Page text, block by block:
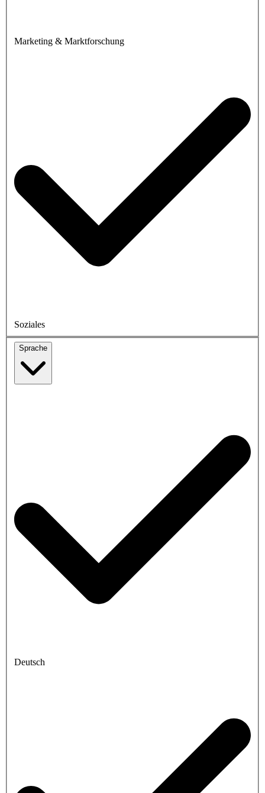
Marketing & Marktforschung
Soziales
Sprache
Deutsch